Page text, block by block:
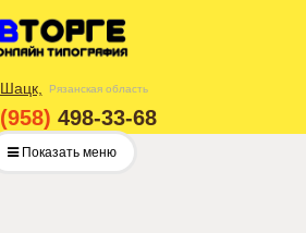
Шацк, Рязанская область
(958) 498-33-68
Показать меню